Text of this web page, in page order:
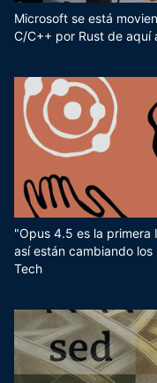
Microsoft se está
C/C++ por Rust de aquí
"Opus 4.5 es la primera
así están cambiando
Tech